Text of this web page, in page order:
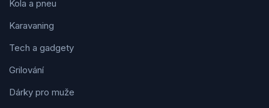
Kola a pneu
Karavaning
Tech a gadgety
Grilování
Dárky pro muže